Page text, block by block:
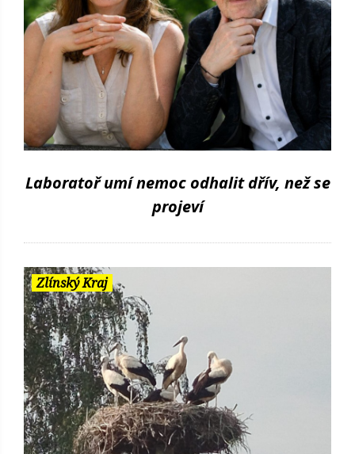
Laboratoř umí nemoc odhalit dřív, než se
projeví
Zlínský Kraj